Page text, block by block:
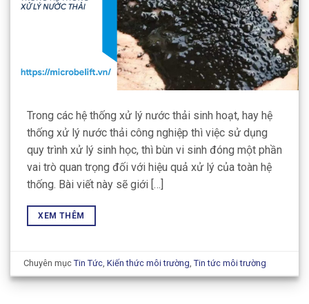
Trong các hệ thống xử lý nước thải sinh hoạt, hay hệ
thống xử lý nước thải công nghiệp thì việc sử dụng
quy trình xử lý sinh học, thì bùn vi sinh đóng một phần
vai trò quan trọng đối với hiệu quả xử lý của toàn hệ
thống. Bài viết này sẽ giới […]
XEM THÊM
Chuyên mụcTin Tức ,Kiến thức môi trường ,Tin tức môi trường